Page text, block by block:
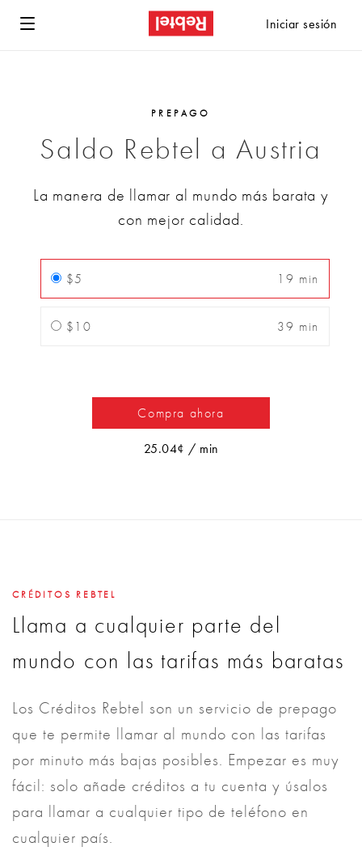
Iniciar sesión
PREPAGO
Saldo Rebtel a Austria
La manera de llamar al mundo más barata y
con mejor calidad.
$5 19 min
$10 39 min
Compra ahora
25.04¢ / min
CRÉDITOS REBTEL
Llama a cualquier parte del
mundo con las tarifas más baratas
Los Créditos Rebtel son un servicio de prepago
que te permite llamar al mundo con las tarifas
por minuto más bajas posibles. Empezar es muy
fácil: solo añade créditos a tu cuenta y úsalos
para llamar a cualquier tipo de teléfono en
cualquier país.